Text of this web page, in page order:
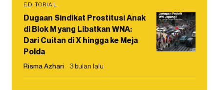
EDITORIAL
Dugaan Sindikat Prostitusi Anak
di Blok M yang Libatkan WNA:
Dari Cuitan di X hingga ke Meja
Polda
Risma Azhari 3 bulan lalu